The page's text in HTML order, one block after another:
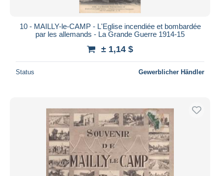
10 - MAILLY-le-CAMP - L'Eglise incendiée et bombardée
par les allemands - La Grande Guerre 1914-15
± 1,14 $
Status Gewerblicher Händler